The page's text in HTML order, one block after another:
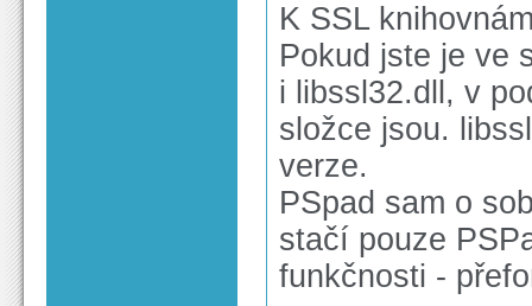
K SSL
Pokud jste je ve
i libssl32.dll, v
složce jsou.
verze.
PSpad sam o
stačí pouze
funkčnosti -